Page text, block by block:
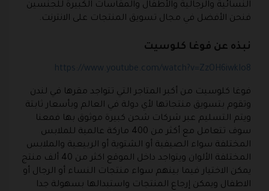
النسائية والرجالية والأطفال والمقاسات الكبيرة للجنسين
فنحن الأفضل في مجال تسويق المنتجات على الانترنت.
نبذه عن فوغا كلوسيت
https://www.youtube.com/watch?v=ZzOH6iwkIo8
فوغا كلوسيت من أكبر المتاجر التي تتواجد مقرها في لندن
وتقوم بتسويق منتجاتها لأي دولة في العالم وبأسعار ثابتة
ويتم التسليم عبر شركات شحن كبيرة موثوق بها فمعنا
سوف تتعامل مع أكثر من 400 ماركة عالمية للملابس
المختلفة سواء الصيفية أو الشتوية أو الربيعية والملابس
المختلفة الألوان ويتواجد داخل الموقع اكثر من 40 ألف منتج
يمكن الاختيار فيما بينهم سواء منتجات النساء أو الرجال أو
الاطفال ويمكن إرجاع المنتجات واستبدالها بسهولة جدا